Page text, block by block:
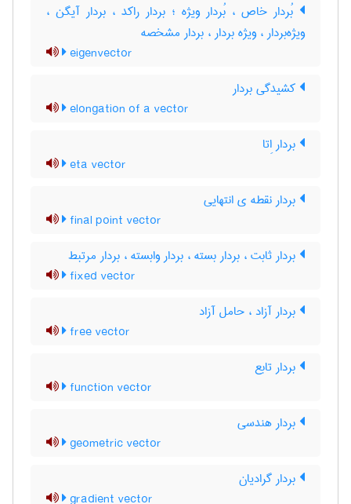
بُردار خاص ، بُردار ویژه ؛ بردار راکد ، بردار آیگن ،
ویژه‌بردار ، ویژه بردار ، بردار مشخصه
eigenvector
کشیدگی بردار
elongation of a vector
بردار اِتا
eta vector
بردار نقطه ی انتهایی
final point vector
بردار ثابت ، بردار بسته ، بردار وابسته ، بردار مرتبط
fixed vector
بردار آزاد ، حامل آزاد
free vector
بردار تابع
function vector
بردار هندسی
geometric vector
بردار گرادیان
gradient vector